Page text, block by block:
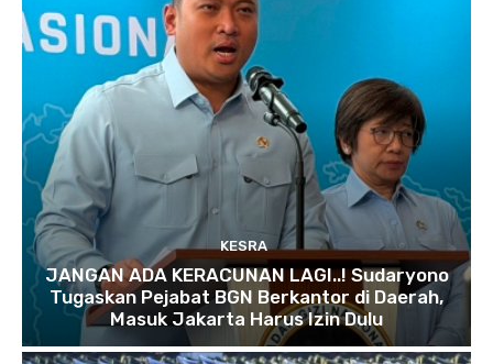
KESRA
JANGAN ADA KERACUNAN LAGI..! Sudaryono
Tugaskan Pejabat BGN Berkantor di Daerah,
Masuk Jakarta Harus Izin Dulu